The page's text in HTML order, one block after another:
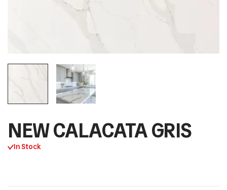
NEW CALACATA GRIS
In Stock